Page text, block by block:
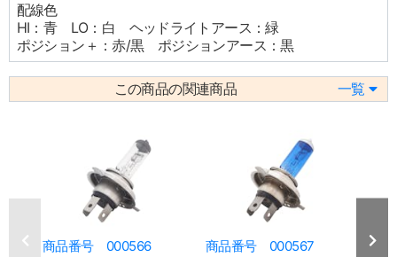
配線色
HI：青 LO：白 ヘッドライトアース：緑
ポジション＋：赤/黒 ポジションアース：黒
この商品の関連商品 一覧
商品番号 000566 商品番号 000567 商